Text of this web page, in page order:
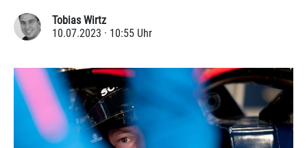
Tobias Wirtz
10.07.2023 · 10:55 Uhr